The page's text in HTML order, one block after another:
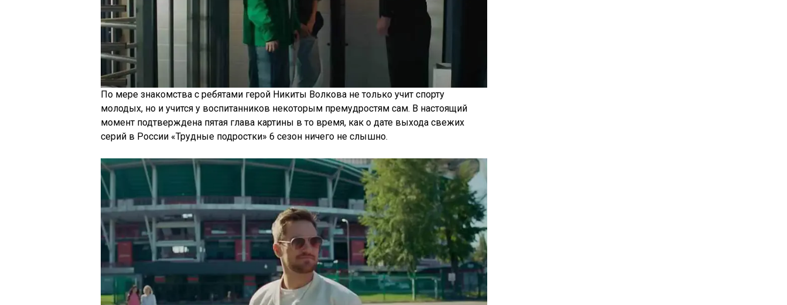
По мере знакомства с ребятами герой Никиты Волкова не только учит спорту
молодых, но и учится у воспитанников некоторым премудростям сам. В настоящий
момент подтверждена пятая глава картины в то время, как о дате выхода свежих
серий в России «Трудные подростки» 6 сезон ничего не слышно.